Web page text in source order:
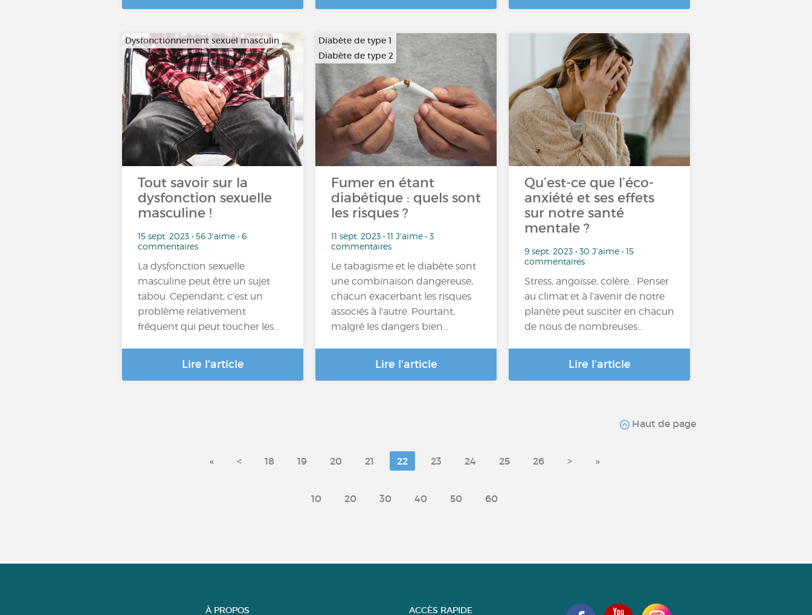
Dysfonctionnement sexuel masculin
Tout savoir sur la
dysfonction sexuelle
masculine !
15 sept. 2023 • 56 J'aime • 6
commentaires
La dysfonction sexuelle
masculine peut être un sujet
tabou. Cependant, c’est un
problème relativement
fréquent qui peut toucher les…
Lire l'article
Diabète de type 1
Diabète de type 2
Fumer en étant
diabétique : quels sont
les risques ?
11 sept. 2023 • 11 J'aime • 3
commentaires
Le tabagisme et le diabète sont
une combinaison dangereuse,
chacun exacerbant les risques
associés à l'autre. Pourtant,
malgré les dangers bien…
Lire l'article
Qu’est-ce que l’éco-
anxiété et ses effets
sur notre santé
mentale ?
9 sept. 2023 • 30 J'aime • 15
commentaires
Stress, angoisse, colère... Penser
au climat et à l’avenir de notre
planète peut susciter en chacun
de nous de nombreuses…
Lire l'article
Haut de page
« < 18 19 20 21 22 23 24 25 26 > »
10 20 30 40 50 60
À PROPOS ACCÈS RAPIDE